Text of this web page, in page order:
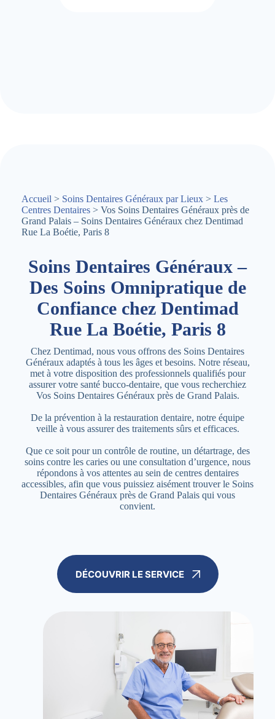
Accueil > Soins Dentaires Généraux par Lieux > Les
Centres Dentaires > Vos Soins Dentaires Généraux près de
Grand Palais – Soins Dentaires Généraux chez Dentimad
Rue La Boétie, Paris 8
Soins Dentaires Généraux –
Des Soins Omnipratique de
Confiance chez Dentimad
Rue La Boétie, Paris 8
Chez Dentimad, nous vous offrons des Soins Dentaires
Généraux adaptés à tous les âges et besoins. Notre réseau,
met à votre disposition des professionnels qualifiés pour
assurer votre santé bucco-dentaire, que vous recherchiez
Vos Soins Dentaires Généraux près de Grand Palais.
De la prévention à la restauration dentaire, notre équipe
veille à vous assurer des traitements sûrs et efficaces.
Que ce soit pour un contrôle de routine, un détartrage, des
soins contre les caries ou une consultation d’urgence, nous
répondons à vos attentes au sein de centres dentaires
accessibles, afin que vous puissiez aisément trouver le Soins
Dentaires Généraux près de Grand Palais qui vous
convient.
DÉCOUVRIR LE SERVICE